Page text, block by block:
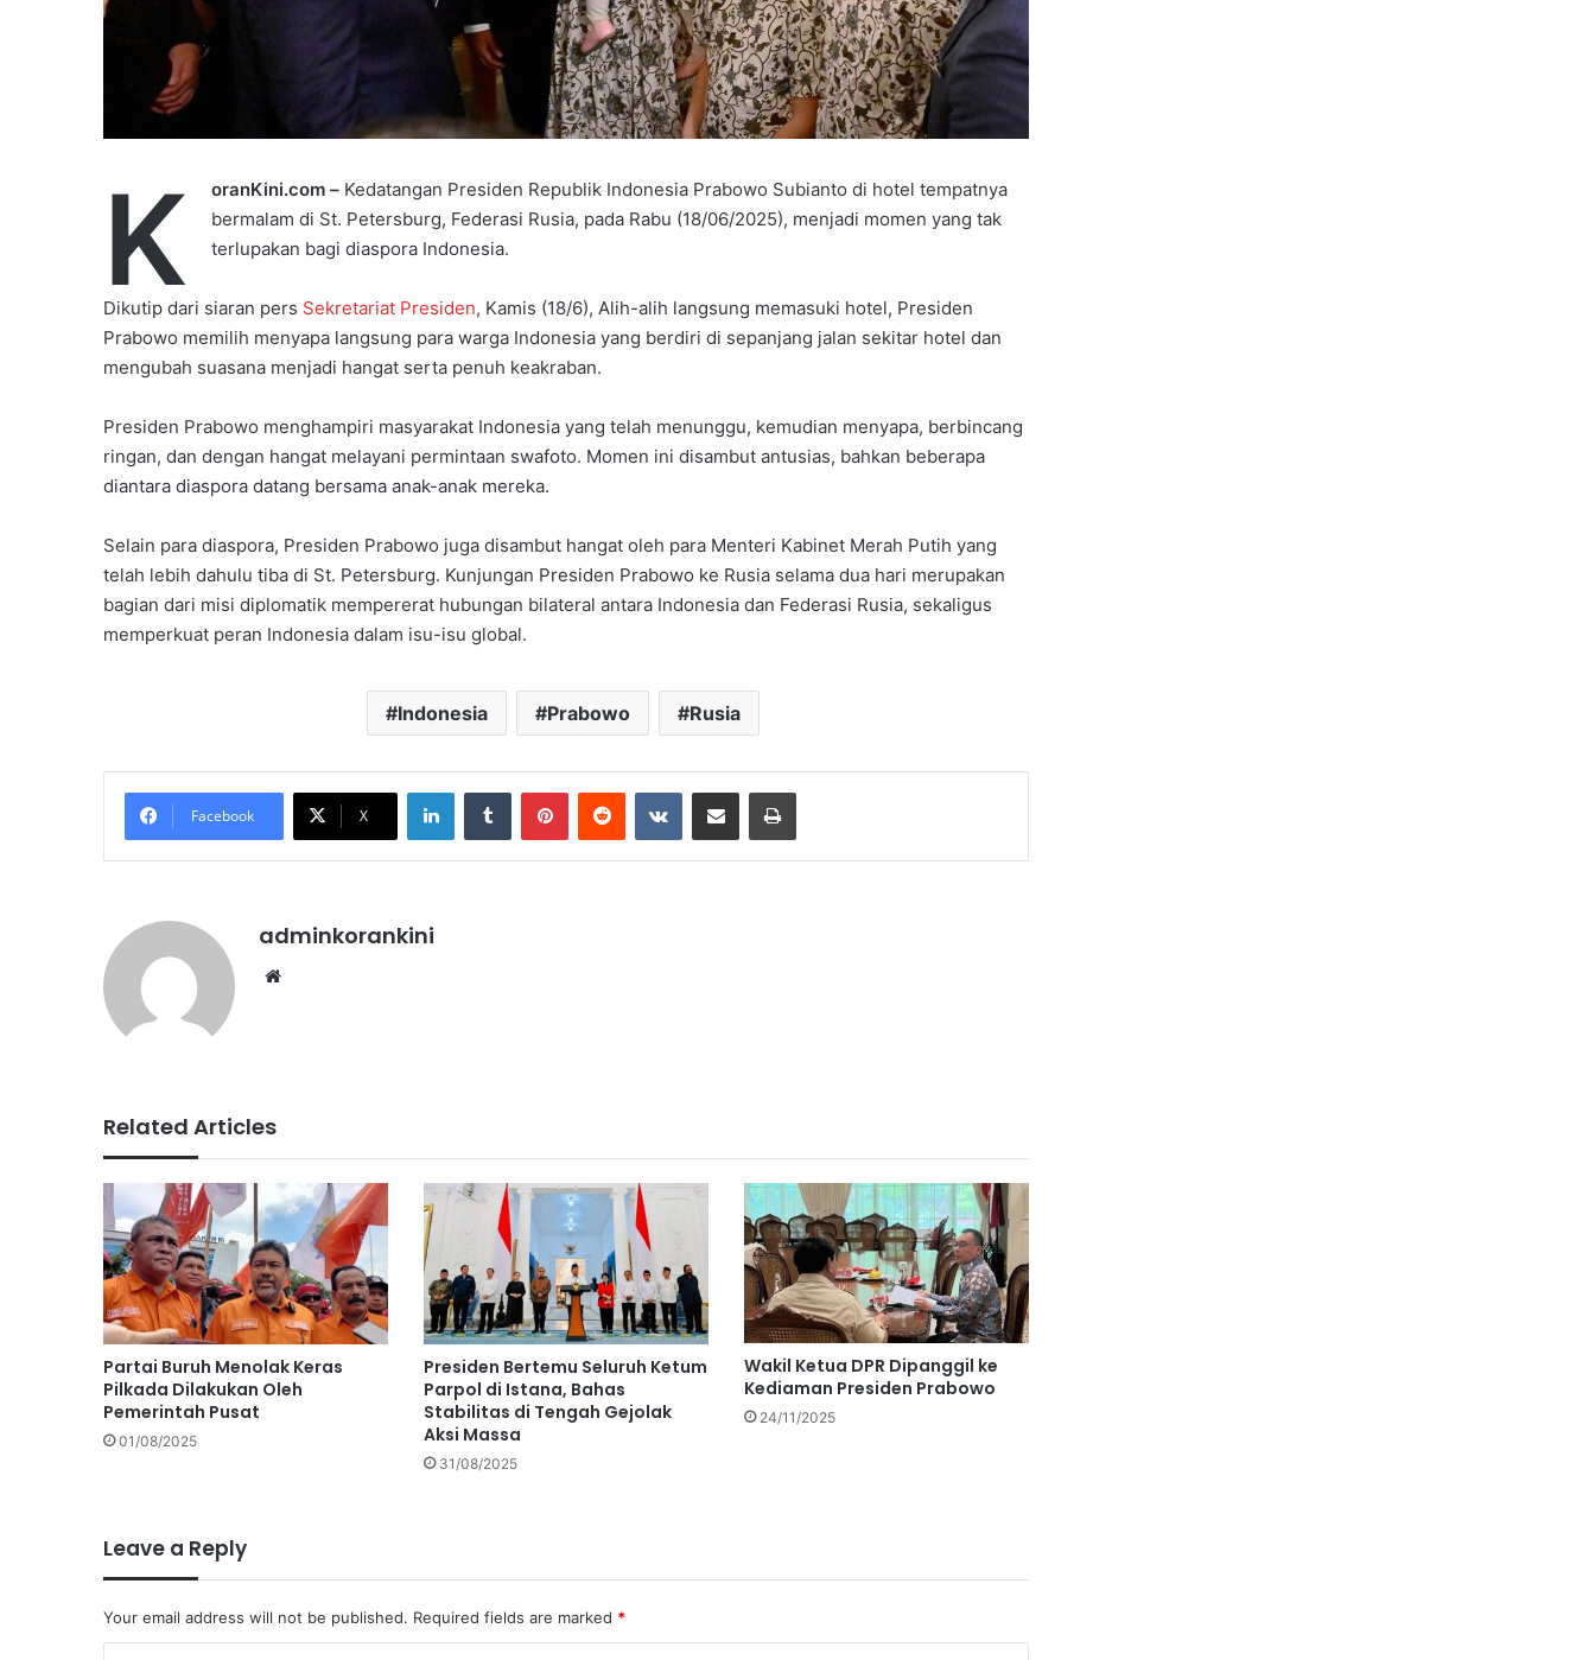
K oranKini.com – Kedatangan Presiden Republik Indonesia Prabowo Subianto di hotel tempatnya
bermalam di St. Petersburg, Federasi Rusia, pada Rabu (18/06/2025), menjadi momen yang tak
terlupakan bagi diaspora Indonesia.
Dikutip dari siaran pers Sekretariat Presiden, Kamis (18/6), Alih-alih langsung memasuki hotel, Presiden
Prabowo memilih menyapa langsung para warga Indonesia yang berdiri di sepanjang jalan sekitar hotel dan
mengubah suasana menjadi hangat serta penuh keakraban.
Presiden Prabowo menghampiri masyarakat Indonesia yang telah menunggu, kemudian menyapa, berbincang
ringan, dan dengan hangat melayani permintaan swafoto. Momen ini disambut antusias, bahkan beberapa
diantara diaspora datang bersama anak-anak mereka.
Selain para diaspora, Presiden Prabowo juga disambut hangat oleh para Menteri Kabinet Merah Putih yang
telah lebih dahulu tiba di St. Petersburg. Kunjungan Presiden Prabowo ke Rusia selama dua hari merupakan
bagian dari misi diplomatik mempererat hubungan bilateral antara Indonesia dan Federasi Rusia, sekaligus
memperkuat peran Indonesia dalam isu-isu global.
Indonesia Prabowo Rusia
Facebook X
LinkedInTumblr PinterestReddit VKontakteShare via Email Print
adminkorankini
Related Articles
Partai Buruh Menolak Keras
Pilkada Dilakukan Oleh
Pemerintah Pusat
01/08/2025
Presiden Bertemu Seluruh Ketum
Parpol di Istana, Bahas
Stabilitas di Tengah Gejolak
Aksi Massa
31/08/2025
Wakil Ketua DPR Dipanggil ke
Kediaman Presiden Prabowo
24/11/2025
Leave a Reply
Your email address will not be published. Required fields are marked *